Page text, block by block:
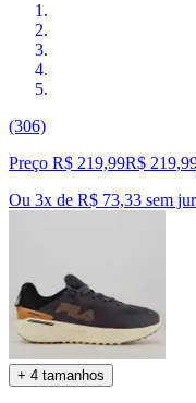
(306)
Preço R$ 219,99R$ 219,
Ou 3x de R$ 73,33 sem
+ 4 tamanhos